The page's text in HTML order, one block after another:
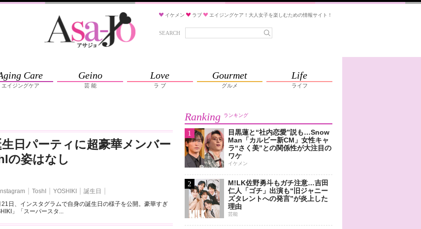
イケメン ラブ エイジングケア！大人女子を楽しむための情報サイト！
SEARCH
Care
エイジングケア
Geino
芸 能
Love
ラ ブ
Gourmet
グルメ
Life
ライフ
日パーティに超豪華メンバー
の姿はなし
Instagram ToshI YOSHIKI
誕生日
日、インスタグラムで自身の誕生日の様子を公開。豪華すぎ
」「スーパースタ...
Ranking ランキング
1
目黒蓮と“社内恋愛”説も…Snow
Man「カルビー新CM」女性キャ
ラ“さく美”との関係性が大注目の
ワケ
イケメン
2
M!LK佐野勇斗もガチ注意…吉田
仁人「ゴチ」出演も“旧ジャニー
ズタレントへの発言”が炎上した
理由
芸能